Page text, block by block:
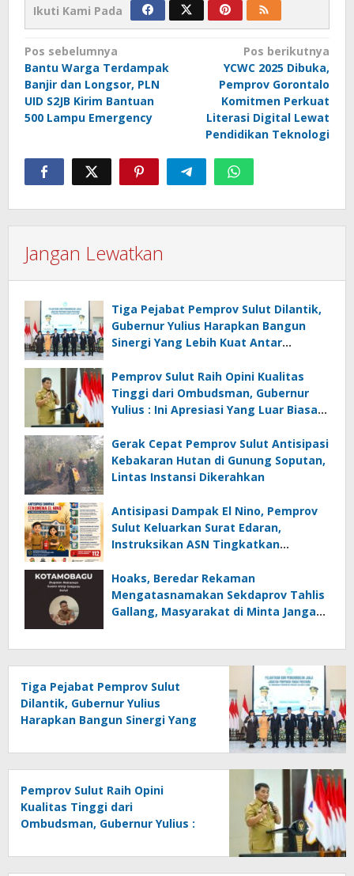
Ikuti Kami Pada
Navigasi
pos
Pos sebelumnya
Bantu Warga Terdampak
Banjir dan Longsor, PLN
UID S2JB Kirim Bantuan
500 Lampu Emergency
Pos berikutnya
YCWC 2025 Dibuka,
Pemprov Gorontalo
Komitmen Perkuat
Literasi Digital Lewat
Pendidikan Teknologi
Jangan Lewatkan
Tiga Pejabat Pemprov Sulut Dilantik,
Gubernur Yulius Harapkan Bangun
Sinergi Yang Lebih Kuat Antar
Pemprov Sulut Raih Opini Kualitas
Tinggi dari Ombudsman, Gubernur
Yulius : Ini Apresiasi Yang Luar Biasa,
Gerak Cepat Pemprov Sulut Antisipasi
Kebakaran Hutan di Gunung Soputan,
Lintas Instansi Dikerahkan
Antisipasi Dampak El Nino, Pemprov
Sulut Keluarkan Surat Edaran,
Instruksikan ASN Tingkatkan
Hoaks, Beredar Rekaman
Mengatasnamakan Sekdaprov Tahlis
Gallang, Masyarakat di Minta Jangan
Tiga Pejabat Pemprov Sulut
Dilantik, Gubernur Yulius
Harapkan Bangun Sinergi Yang
Pemprov Sulut Raih Opini
Kualitas Tinggi dari
Ombudsman, Gubernur Yulius :
Tolak Ukur Pemerintah